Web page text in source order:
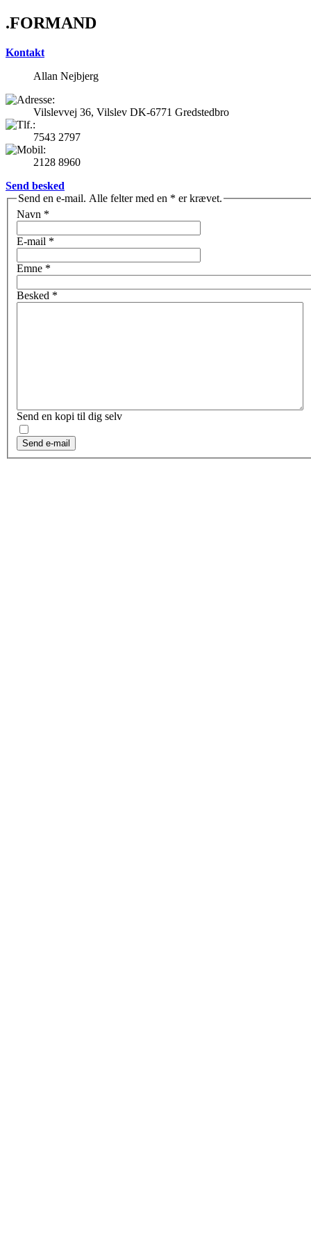
.FORMAND
Kontakt
Allan Nejbjerg
Vilslevvej 36, Vilslev DK-6771 Gredstedbro
7543 2797
2128 8960
Send besked
Send en e-mail. Alle felter med en * er krævet.
Navn *
E-mail *
Emne *
Besked *
Send en kopi til dig selv
Send e-mail